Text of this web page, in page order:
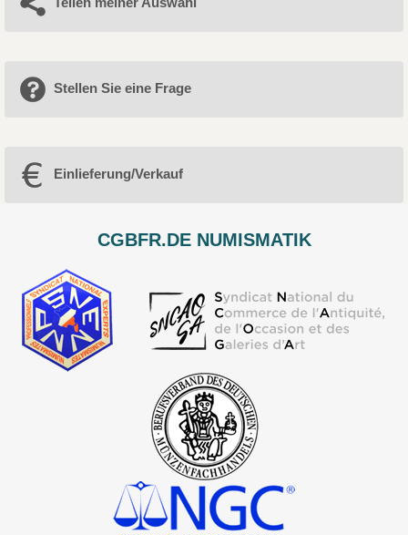
Stellen Sie eine Frage
Einlieferung/Verkauf
CGBFR.DE NUMISMATIK